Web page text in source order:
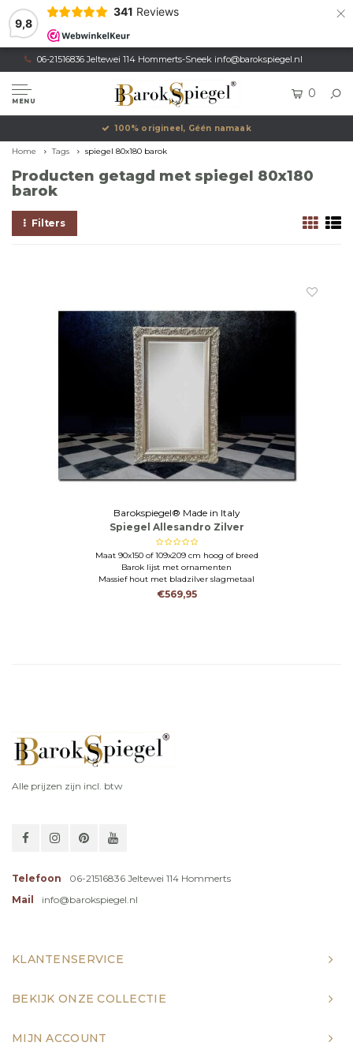
9,8
341 Reviews ×
06-21516836 Jeltewei 114 Hommerts-Sneek info@barokspiegel.nl
MENU
0
100% origineel, Géén namaak
Home Tags spiegel 80x180 barok
Producten getagd met spiegel 80x180
barok
Filters
Barokspiegel® Made in Italy
Spiegel Allesandro Zilver
Maat 90x150 of 109x209 cm hoog of breed
Barok lijst met ornamenten
Massief hout met bladzilver slagmetaal
€569,95
Alle prijzen zijn incl. btw
Telefoon
06-21516836 Jeltewei 114 Hommerts
Mail
info@barokspiegel.nl
KLANTENSERVICE
BEKIJK ONZE COLLECTIE
MIJN ACCOUNT